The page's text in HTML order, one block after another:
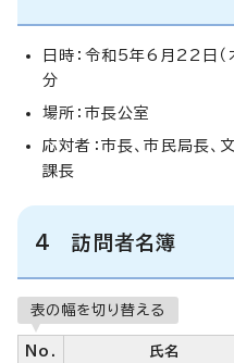
日時：令和5年6月22日
分
場所：市長公室
応対者：市長、市民局長、
課長
4 訪問者名簿
表の幅を切り替える
No. 氏名